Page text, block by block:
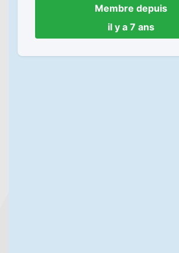
Membre depuis
il y a 7 ans